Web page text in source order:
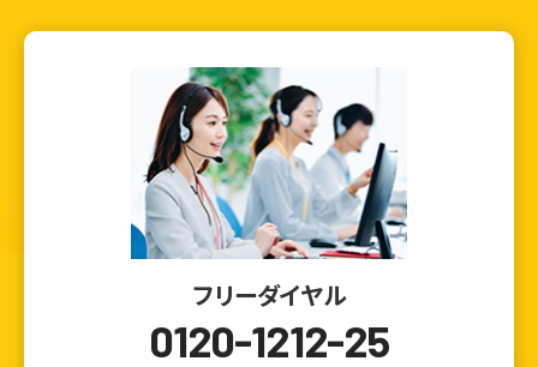
フリーダイヤル
0120-1212-25